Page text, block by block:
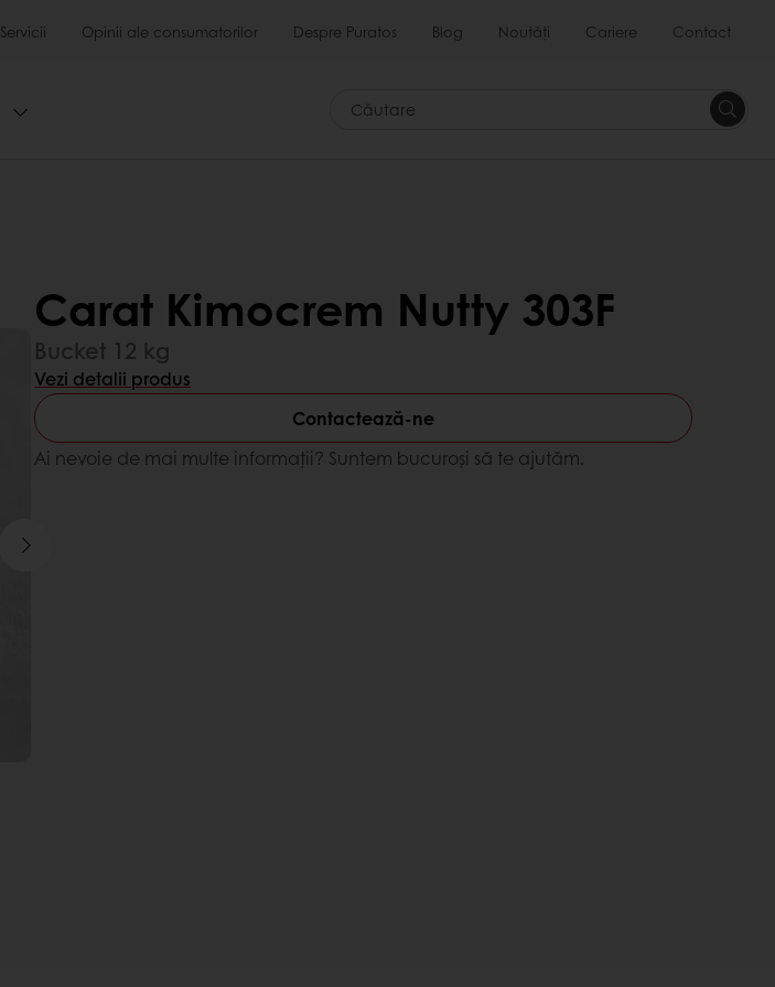
Servicii Opinii ale consumatorilor Despre Puratos Blog Noutăți Cariere Contact
Căutare
Carat Kimocrem Nutty 303F
Bucket 12 kg
Vezi detalii produs
Contactează-ne
Ai nevoie de mai multe informații? Suntem bucuroși să te ajutăm.